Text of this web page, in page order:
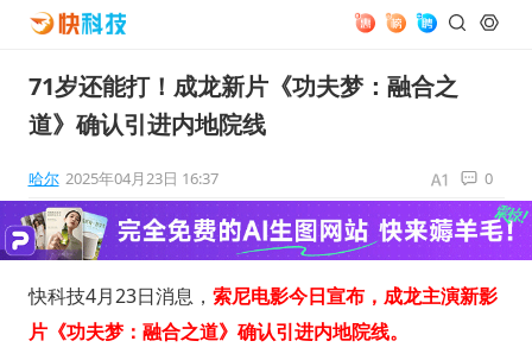
71岁还能打！成龙新片《功夫梦：融合之
道》确认引进内地院线
哈尔 2025年04月23日 16:37 0
快科技4月23日消息， 索尼电影今日宣布，成龙主演新影
片《功夫梦：融合之道》确认引进内地院线。